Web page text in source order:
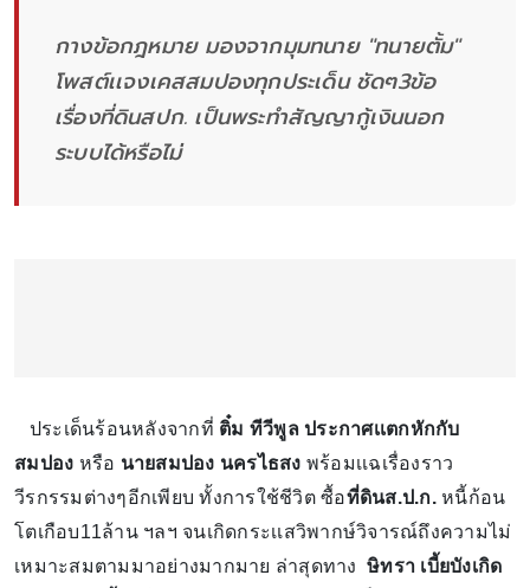
กางข้อกฎหมาย มองจากมุมทนาย "ทนายตั้ม"
โพสต์เเจงเคสสมปองทุกประเด็น ชัดๆ3ข้อ
เรื่องที่ดินสปก. เป็นพระทำสัญญากู้เงินนอก
ระบบได้หรือไม่
ประเด็นร้อนหลังจากที่ ติ๋ม ทีวีพูล ประกาศเเตกหักกับ
สมปอง หรือ นายสมปอง นครไธสง พร้อมเเฉเรื่องราว
วีรกรรมต่างๆอีกเพียบ ทั้งการใช้ชีวิต ซื้อที่ดินส.ป.ก.หนี้ก้อน
โตเกือบ11ล้าน ฯลฯ จนเกิดกระเเสวิพากษ์วิจารณ์ถึงความไม่
เหมาะสมตามมาอย่างมากมาย ล่าสุดทาง ษิทรา เบี้ยบังเกิด